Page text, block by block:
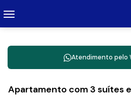
Atendimento pelo
Apartamento com 3 suítes